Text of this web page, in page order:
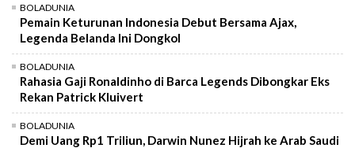
BOLADUNIA
Pemain Keturunan Indonesia Debut Bersama Ajax,
Legenda Belanda Ini Dongkol
BOLADUNIA
Rahasia Gaji Ronaldinho di Barca Legends Dibongkar Eks
Rekan Patrick Kluivert
BOLADUNIA
Demi Uang Rp1 Triliun, Darwin Nunez Hijrah ke Arab Saudi